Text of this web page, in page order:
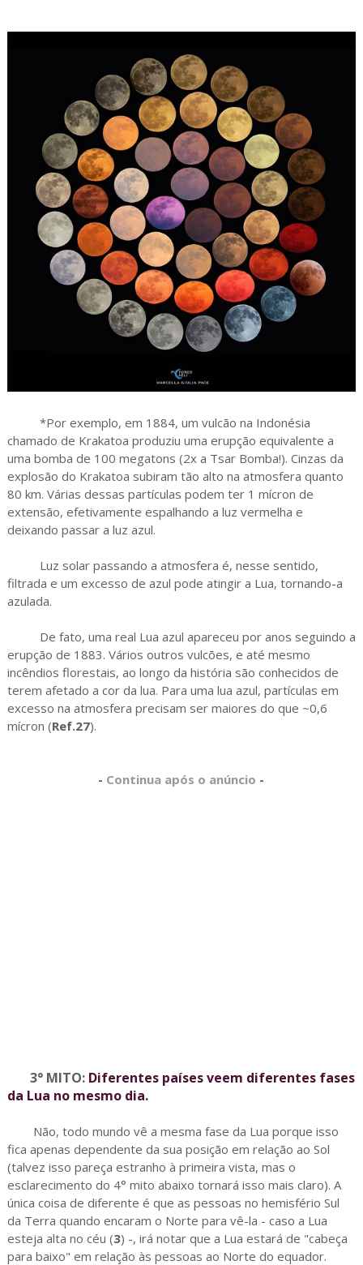
*Por exemplo, em 1884, um vulcão na Indonésia
chamado de Krakatoa produziu uma erupção equivalente a
uma bomba de 100 megatons (2x a Tsar Bomba!). Cinzas da
explosão do Krakatoa subiram tão alto na atmosfera quanto
80 km. Várias dessas partículas podem ter 1 mícron de
extensão, efetivamente espalhando a luz vermelha e
deixando passar a luz azul.
Luz solar passando a atmosfera é, nesse sentido,
filtrada e um excesso de azul pode atingir a Lua, tornando-a
azulada.
De fato, uma real Lua azul apareceu por anos seguindo a
erupção de 1883. Vários outros vulcões, e até mesmo
incêndios florestais, ao longo da história são conhecidos de
terem afetado a cor da lua. Para uma lua azul, partículas em
excesso na atmosfera precisam ser maiores do que ~0,6
mícron (Ref.27).
- Continua após o anúncio -
3° MITO: Diferentes países veem diferentes fases
da Lua no mesmo dia.
Não, todo mundo vê a mesma fase da Lua porque isso
fica apenas dependente da sua posição em relação ao Sol
(talvez isso pareça estranho à primeira vista, mas o
esclarecimento do 4° mito abaixo tornará isso mais claro). A
única coisa de diferente é que as pessoas no hemisfério Sul
da Terra quando encaram o Norte para vê-la - caso a Lua
esteja alta no céu (3) -, irá notar que a Lua estará de "cabeça
para baixo" em relação às pessoas ao Norte do equador.